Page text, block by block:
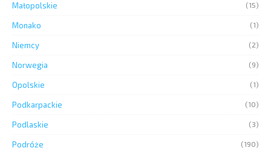
Małopolskie (15)
Monako (1)
Niemcy (2)
Norwegia (9)
Opolskie (1)
Podkarpackie (10)
Podlaskie (3)
Podróże (190)